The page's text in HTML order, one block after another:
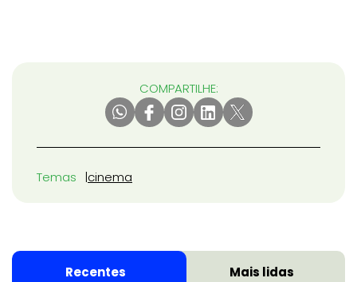
COMPARTILHE:
Temas cinema
Recentes Mais lidas